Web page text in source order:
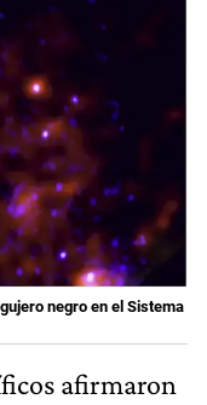
negro en el Sistema
afirmaron